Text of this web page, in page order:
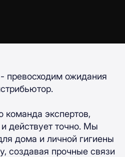
превосходим ожидания
команда экспертов,
действует точно. Мы
дома и личной гигиены
создавая прочные связи